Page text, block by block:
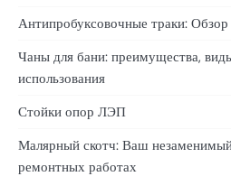
Антипробуксовочные траки:
Чаны для бани: преимущества,
использования
Стойки опор ЛЭП
Малярный скотч: Ваш
ремонтных работах